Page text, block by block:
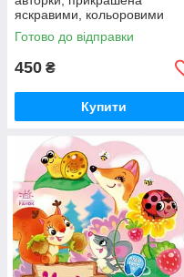
яскравими, кольоровими
ілюстраціями. Книжка містить
казки, які рекомендовано чит
Готово до відправки
450 ₴
Купити